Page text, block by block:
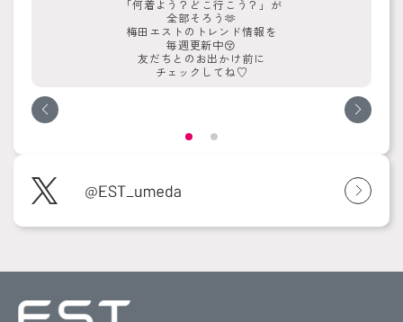
「何着よう？どこ行こう？」が
全部そろう🫶
梅田エストのトレンド情報を
毎週更新中😚
友だちとのお出かけ前に
チェックしてね♡